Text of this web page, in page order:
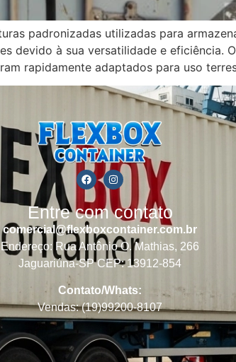
padronizadas utilizadas para
devido à sua versatilidade e eficiência.
rapidamente adaptados para uso
Entre com contato
comercial@flexboxcontainer.com.br
Endereço: Rua Antônio O. Mathias, 266
Jaguariúna-SP CEP: 13912-854
Contato/Whats:
Vendas: (19)99200-8107